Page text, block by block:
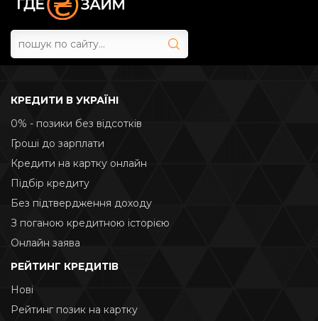
КРЕДИТИ В УКРАЇНІ
0% - позики без відсотків
Гроші до зарплати
Кредити на картку онлайн
Підбір кредиту
Без підтвердження доходу
З поганою кредитною історією
Онлайн заява
РЕЙТИНГ КРЕДИТІВ
Нові
Рейтинг позик на картку